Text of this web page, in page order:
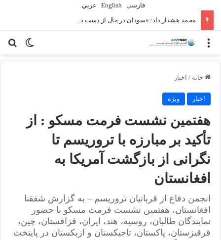
فارسی English
عربي
تغییر منو
خانه / اخبار
اخبار ویژه
هفتمین نشست فرمت مسکو : از
تأکید بر مبارزه با تروریسم تا
نگرانی از بازگشت آمریکا به
افغانستان
انجمن دفاع از قربانیان تروریسم – به گزارش شفقنا
افغانستان، هفتمین نشست فرمت مسکو با حضور
نمایندگان طالبان، روسیه، هند، ایران، قزاقستان، چین،
قرقیزستان، پاکستان، تاجیکستان و ازبکستان در پایتخت